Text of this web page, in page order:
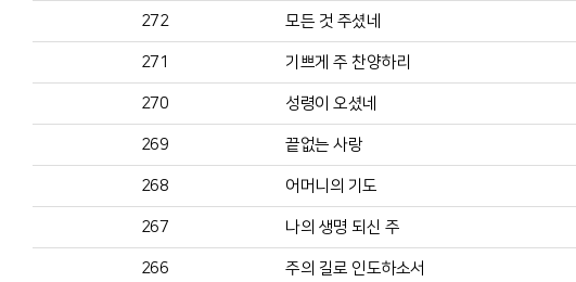
272 모든 것 주셨네
271 기쁘게 주 찬양하리
270 성령이 오셨네
269 끝없는 사랑
268 어머니의 기도
267 나의 생명 되신 주
266 주의 길로 인도하소서